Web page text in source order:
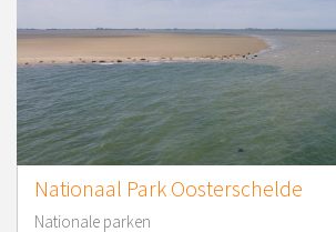
Nationaal Park Oosterschelde
Nationale parken